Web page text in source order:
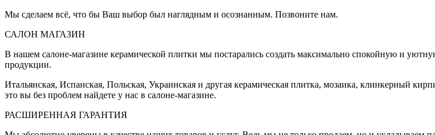
Мы сделаем всё, что бы Ваш выбор был наглядным и осознанным. Позвоните нам.
САЛОН МАГАЗИН
В нашем салоне-магазине керамической плитки мы постарались создать максимально спокойную и
продукции.
Итальянская, Испанская, Польская, Украинская и другая керамическая плитка, мозаика, клинкерный
это вы без проблем найдете у нас в салоне-магазине.
РАСШИРЕННАЯ ГАРАНТИЯ